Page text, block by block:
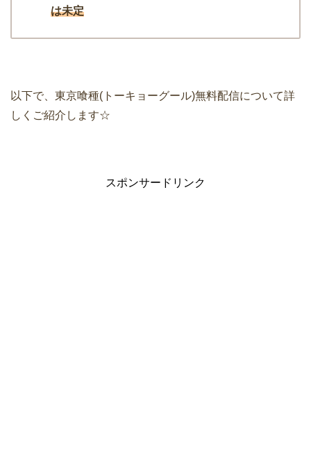
は未定
以下で、東京喰種(トーキョーグール)無料配信について詳
しくご紹介します☆
スポンサードリンク